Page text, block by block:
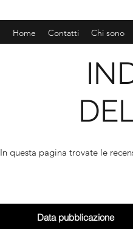
Chi sono
Contatti
Home
In questa pagina trovate le
Data pubblicazione